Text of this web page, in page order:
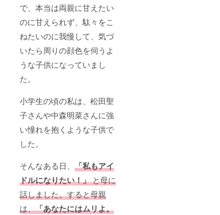
で、本当は両親に甘えたい
のに甘えられず、駄々をこ
ねたいのに我慢して、気づ
いたら周りの顔色を伺うよ
うな子供になっていまし
た。
小学生の頃の私は、松田聖
子さんや中森明菜さんに強
い憧れを抱くような子供で
した。
そんなある日、 「私もアイ
ドルになりたい！」と母に
話しました。すると母親
は、「あなたにはムリよ。